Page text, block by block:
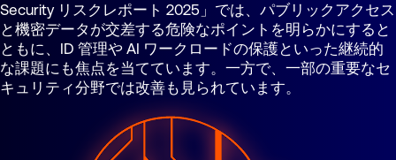
Security リスクレポート 2025」では、パブリックアクセス
と機密データが交差する危険なポイントを明らかにすると
ともに、ID 管理や AI ワークロードの保護といった継続的
な課題にも焦点を当てています。一方で、一部の重要なセ
キュリティ分野では改善も見られています。